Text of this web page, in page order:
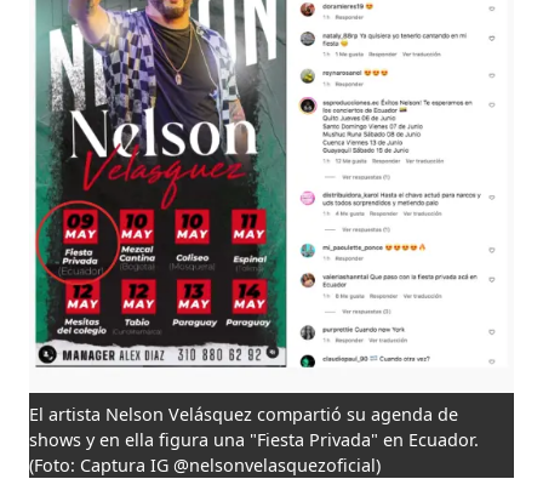
El artista Nelson Velásquez compartió su agenda de
shows y en ella figura una "Fiesta Privada" en Ecuador.
(Foto: Captura IG @nelsonvelasquezoficial)